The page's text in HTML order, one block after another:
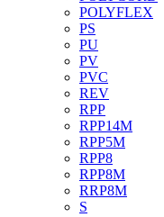
POLYFLEX
PS
PU
PV
PVC
REV
RPP
RPP14M
RPP5M
RPP8
RPP8M
RRP8M
S